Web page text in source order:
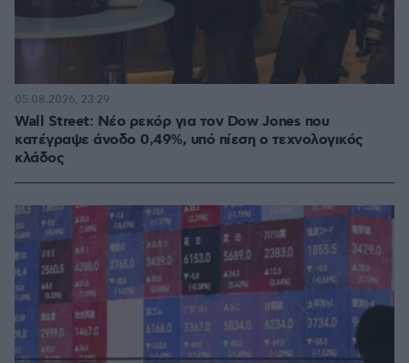
Wall Street: Νέο ρεκόρ για τον Dow Jones που
κατέγραψε άνοδο 0,49%, υπό πίεση ο τεχνολογικός
κλάδος
05.08.2026, 23:29